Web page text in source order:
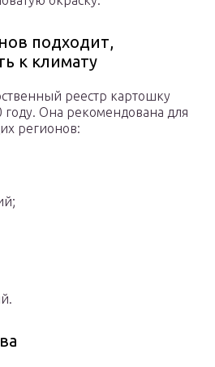
подходит,
к климату
реестр картошку
году. Она рекомендована для
регионов: